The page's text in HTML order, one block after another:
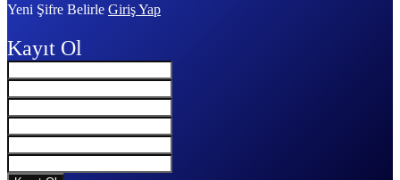
Yeni Şifre Belirle Giriş Yap
Kayıt Ol